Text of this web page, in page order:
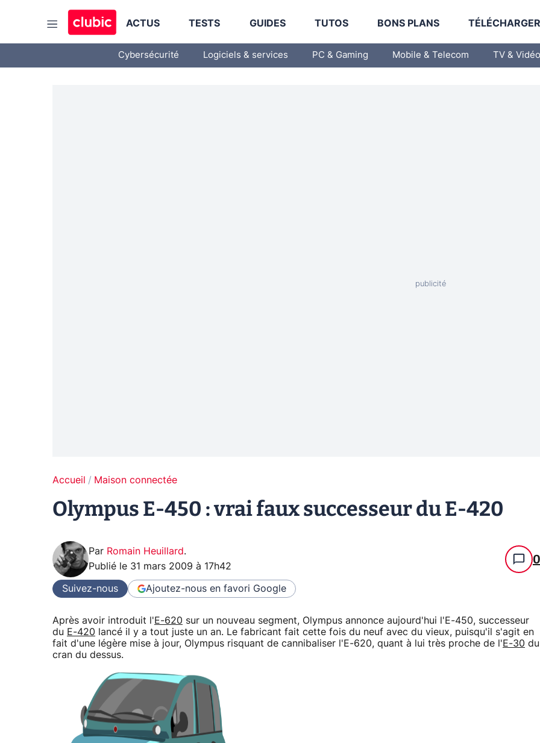
ACTUS TESTS GUIDES TUTOS BONS PLANS
Cybersécurité Logiciels & services PC & Gaming Mobile & Telecom TV & Vidéo
Accueil Maison connectée
Olympus E-450 : vrai faux successeur du E-420
Par Romain Heuillard.
Publié le 31 mars 2009 à 17h42 0
Suivez-nous Ajoutez-nous en favori Google
Après avoir introduit l'E-620 sur un nouveau segment, Olympus annonce aujourd'hui l'E-450, successeur
du E-420 lancé il y a tout juste un an. Le fabricant fait cette fois du neuf avec du vieux, puisqu'il s'agit en
fait d'une légère mise à jour, Olympus risquant de cannibaliser l'E-620, quant à lui très proche de l'E-30 du
cran du dessus.